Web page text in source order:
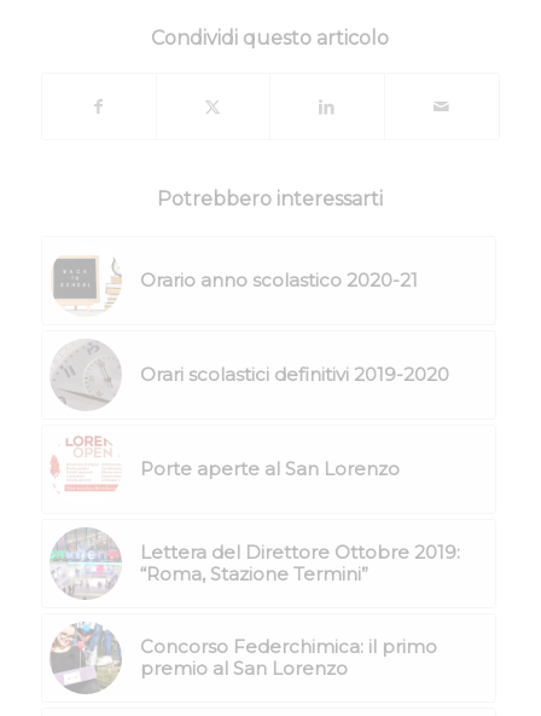
Condividi questo articolo
Potrebbero interessarti
Orario anno scolastico 2020-21
Orari scolastici definitivi 2019-2020
Porte aperte al San Lorenzo
Lettera del Direttore Ottobre 2019:
“Roma, Stazione Termini”
Concorso Federchimica: il primo
premio al San Lorenzo